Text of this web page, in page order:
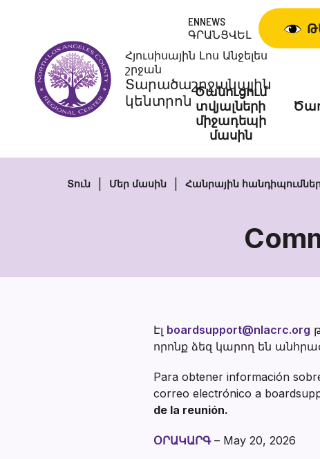
Հյուսիսային Լոս Անջելես
շրջան
Տարածաշրջանային
կենտրոն
ENNEWS
ԳՐԱՆՑՎԵԼ
Ծանուցում
տվյալների
միջադեպի
մասին
Տուն Մեր մասին Հանրային
Էլ boardsupport@nlacrc.org
որոնք ձեզ կարող են
Para obtener información
correo electrónico a
de la reunión.
ՕՐԱԿԱՐԳ– May 20, 2026